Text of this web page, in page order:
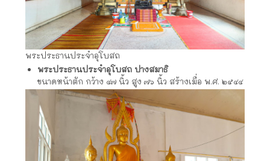
พระประธานประจำอุโบสถ
พระประธานประจำอุโบสถ ปางสมาธิ
ขนาดหน้าตัก กว้าง ๔๗ นิ้ว สูง ๗๖ นิ้ว สร้างเมื่อ พ.ศ. ๒๕๔๔